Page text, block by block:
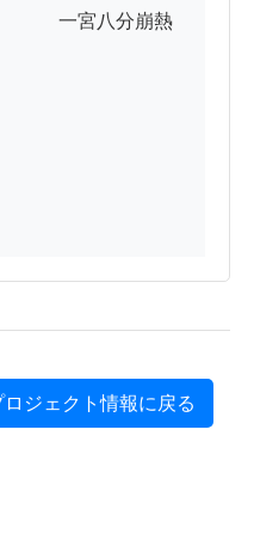
　　一宮八分崩熱
ロジェクト情報に戻る